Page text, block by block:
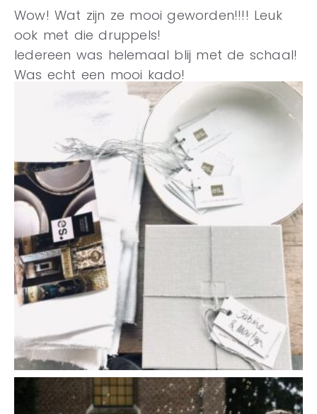
Wow! Wat zijn ze mooi geworden!!!! Leuk
ook met die druppels!
Iedereen was helemaal blij met de schaal!
Was echt een mooi kado!